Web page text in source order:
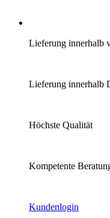
Lieferung innerhalb
Lieferung innerhalb
Höchste Qualität
Kompetente
Kundenlogin